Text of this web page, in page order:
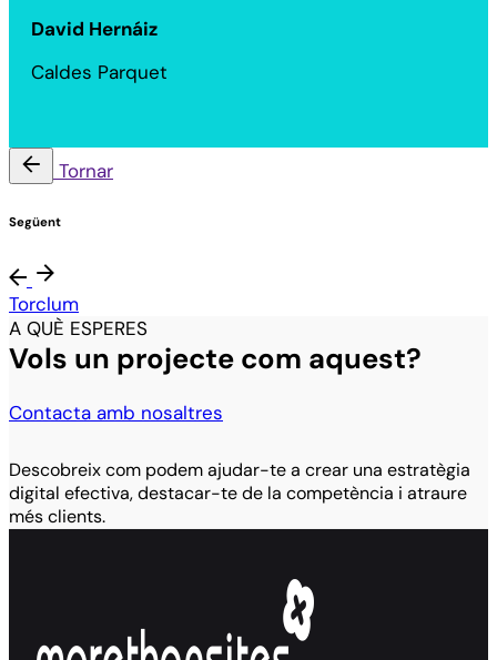
David Hernáiz
Caldes Parquet
Tornar
Següent
Torclum
A QUÈ ESPERES
Vols un projecte com aquest?
Contacta amb nosaltres
Descobreix com podem ajudar-te a crear una estratègia
digital efectiva, destacar-te de la competència i atraure
més clients.